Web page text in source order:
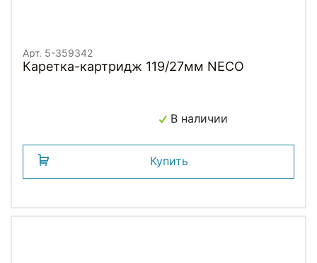
Арт. 5-359342
Каретка-картридж 119/27мм NECO
В наличии
Купить